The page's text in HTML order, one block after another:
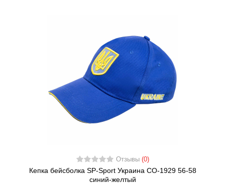
Отзывы (0)
Кепка бейсболка SP-Sport Украина CO-1929 56-58
синий-желтый